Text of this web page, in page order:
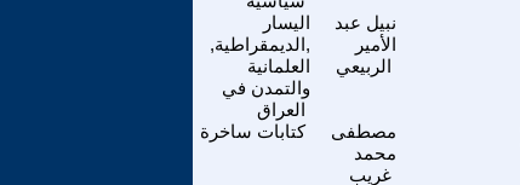
اليسار
,الديمقراطية,
العلمانية
والتمدن في
العراق
نبيل عبد
الأمير
الربيعي
كتابات ساخرة
مصطفى
محمد
غريب